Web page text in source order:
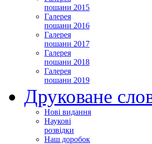
пошани 2015
Галерея
пошани 2016
Галерея
пошани 2017
Галерея
пошани 2018
Галерея
пошани 2019
Друковане
Нові видання
Наукові
розвідки
Наш доробок